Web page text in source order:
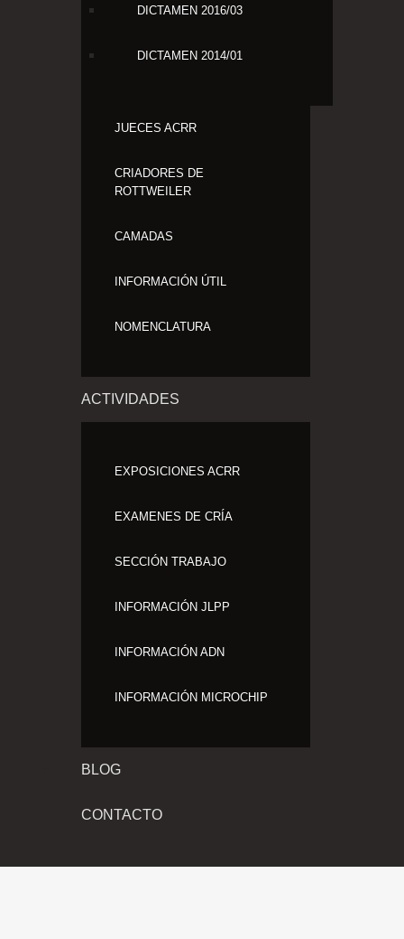
DICTAMEN 2016/03
DICTAMEN 2014/01
JUECES ACRR
CRIADORES DE
ROTTWEILER
CAMADAS
INFORMACIÓN ÚTIL
NOMENCLATURA
ACTIVIDADES
EXPOSICIONES ACRR
EXAMENES DE CRÍA
SECCIÓN TRABAJO
INFORMACIÓN JLPP
INFORMACIÓN ADN
INFORMACIÓN MICROCHIP
BLOG
CONTACTO